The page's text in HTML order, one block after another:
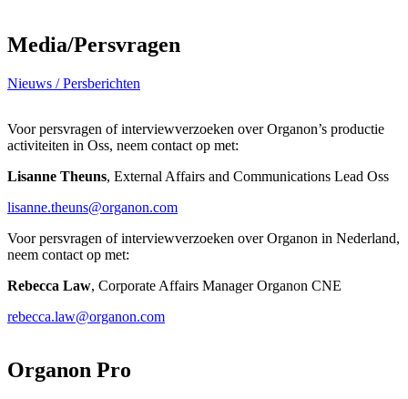
Media/Persvragen
Nieuws / Persberichten
Voor persvragen of interviewverzoeken over Organon’s productie
activiteiten in Oss, neem contact op met:
Lisanne Theuns, External Affairs and Communications Lead Oss
lisanne.theuns@organon.com
Voor persvragen of interviewverzoeken over Organon in Nederland,
neem contact op met:
Rebecca Law, Corporate Affairs Manager Organon CNE
rebecca.law@organon.com
Organon Pro